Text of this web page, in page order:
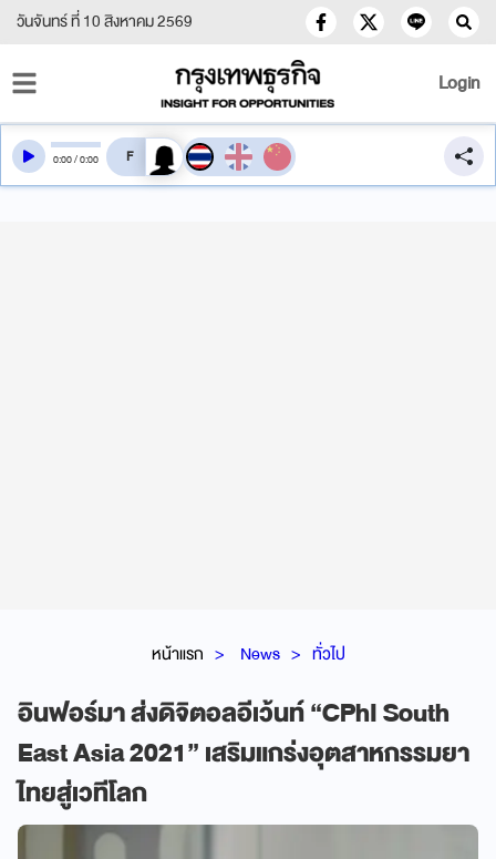
วันจันทร์ ที่ 10 สิงหาคม 2569
Login
หน้าแรก News ทั่วไป
อินฟอร์มา ส่งดิจิตอลอีเว้นท์ “CPhI South
East Asia 2021” เสริมแกร่งอุตสาหกรรมยา
ไทยสู่เวทีโลก
0:00/0:00 สลับเสียงอ่าน